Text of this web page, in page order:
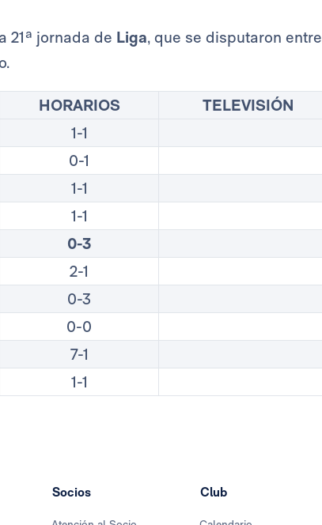
21ª jornada de Liga, que se disputaron entre
HORARIOS
TELEVISIÓN
1-1
0-1
1-1
1-1
0-3
2-1
0-3
0-0
7-1
1-1
Socios Club